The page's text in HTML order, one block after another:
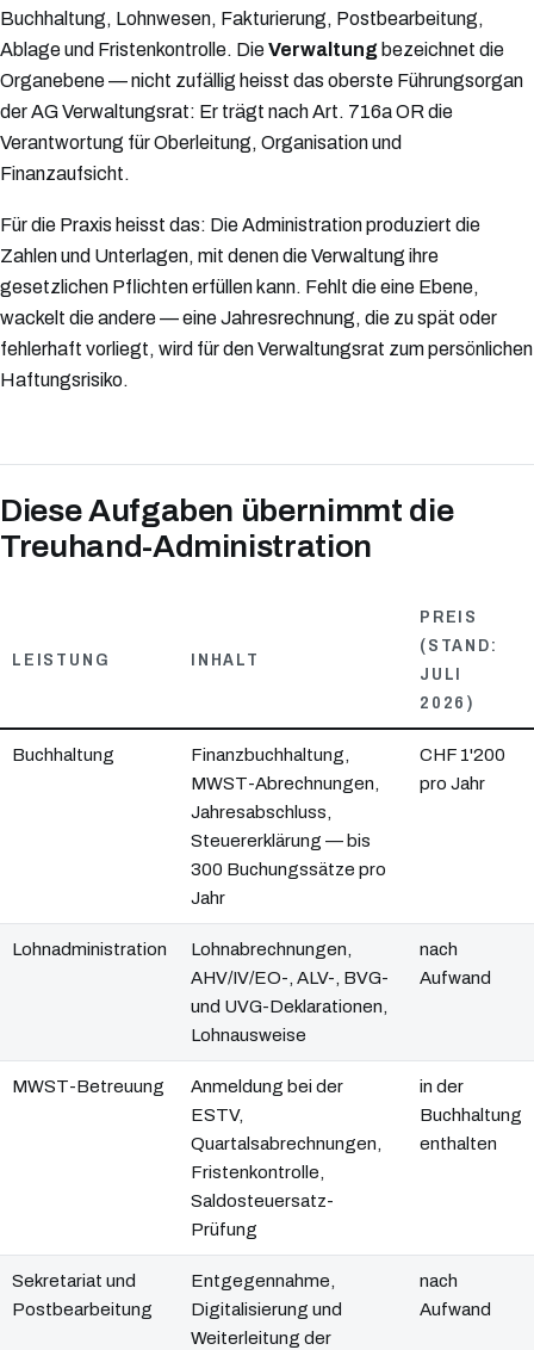
Buchhaltung, Lohnwesen, Fakturierung, Postbearbeitung,
Ablage und Fristenkontrolle. DieVerwaltung bezeichnet die
Organebene — nicht zufällig heisst das oberste Führungsorgan
der AG Verwaltungsrat: Er trägt nach Art. 716a OR die
Verantwortung für Oberleitung, Organisation und
Finanzaufsicht.
Für die Praxis heisst das: Die Administration produziert die
Zahlen und Unterlagen, mit denen die Verwaltung ihre
gesetzlichen Pflichten erfüllen kann. Fehlt die eine Ebene,
wackelt die andere — eine Jahresrechnung, die zu spät oder
fehlerhaft vorliegt, wird für den Verwaltungsrat zum persönlichen
Haftungsrisiko.
Diese Aufgaben übernimmt die
Treuhand-Administration
LEISTUNG INHALT
PREIS
(STAND:
JULI
2026)
Buchhaltung
Finanzbuchhaltung,
MWST-Abrechnungen,
Jahresabschluss,
Steuererklärung — bis
300 Buchungssätze pro
Jahr
CHF 1'200
pro Jahr
Lohnadministration
Lohnabrechnungen,
AHV/IV/EO-, ALV-, BVG-
und UVG-Deklarationen,
Lohnausweise
nach
Aufwand
MWST-Betreuung
Anmeldung bei der
ESTV,
Quartalsabrechnungen,
Fristenkontrolle,
Saldosteuersatz-
Prüfung
in der
Buchhaltung
enthalten
Sekretariat und
Postbearbeitung
Entgegennahme,
Digitalisierung und
Weiterleitung der
nach
Aufwand